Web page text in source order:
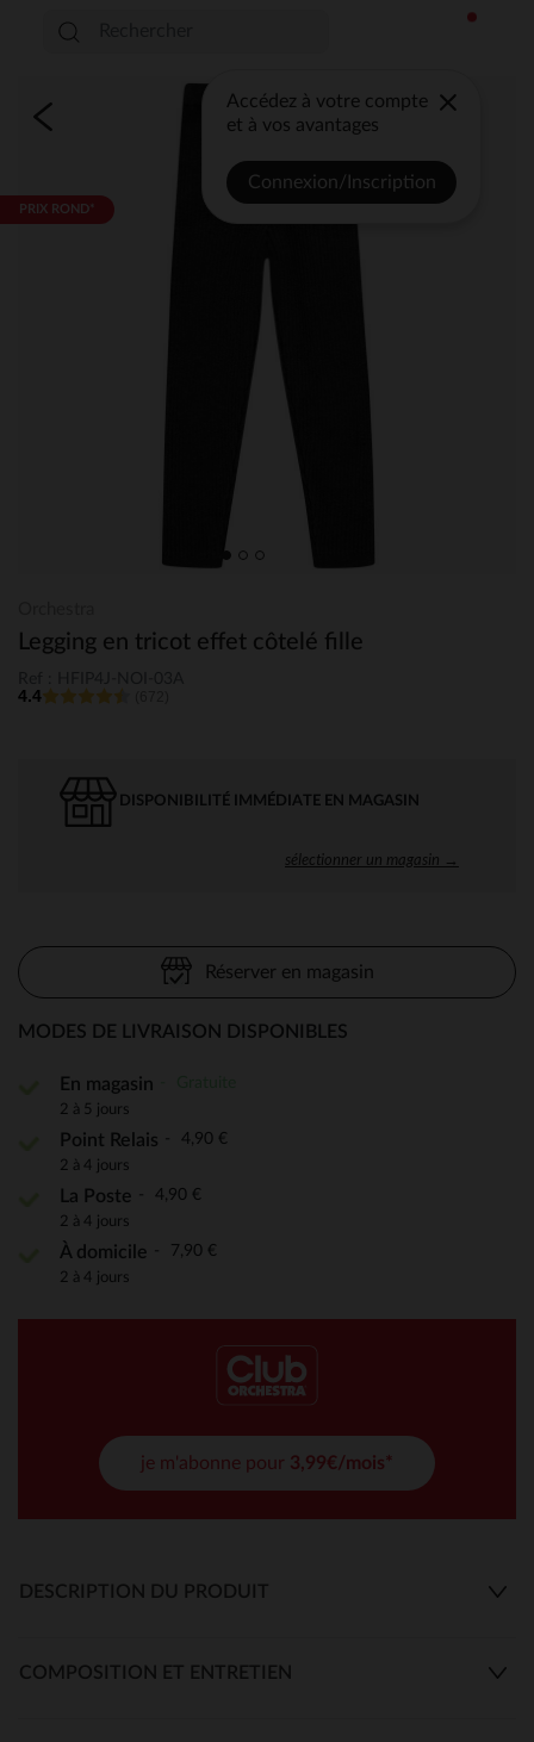
Accédez à votre compte
et à vos avantages
Connexion/Inscription
PRIX ROND*
Legging en tricot effet côtelé fille
4.4
DISPONIBILITÉ IMMÉDIATE EN MAGASIN
sélectionner un magasin →
Réserver en magasin
MODES DE LIVRAISON DISPONIBLES
En magasin
2 à 5 jours
Point Relais 4,90 €
2 à 4 jours
La Poste 4,90 €
2 à 4 jours
À domicile 7,90 €
2 à 4 jours
je m'abonne pour 3,99€/mois*
DESCRIPTION DU PRODUIT
COMPOSITION ET ENTRETIEN